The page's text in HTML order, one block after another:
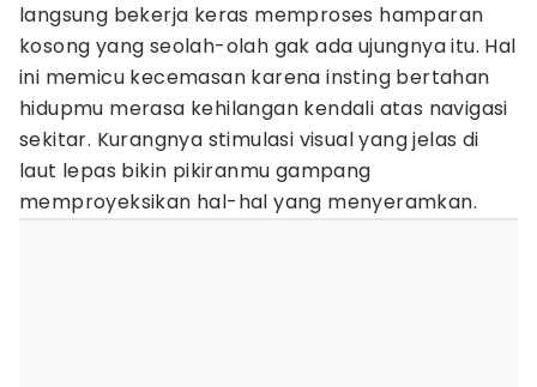
langsung bekerja keras memproses hamparan
kosong yang seolah-olah gak ada ujungnya itu. Hal
ini memicu kecemasan karena insting bertahan
hidupmu merasa kehilangan kendali atas navigasi
sekitar. Kurangnya stimulasi visual yang jelas di
laut lepas bikin pikiranmu gampang
memproyeksikan hal-hal yang menyeramkan.